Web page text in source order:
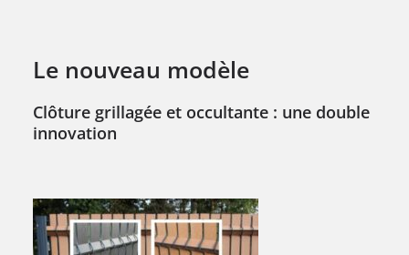
Le nouveau modèle
Clôture grillagée et occultante : une double
innovation